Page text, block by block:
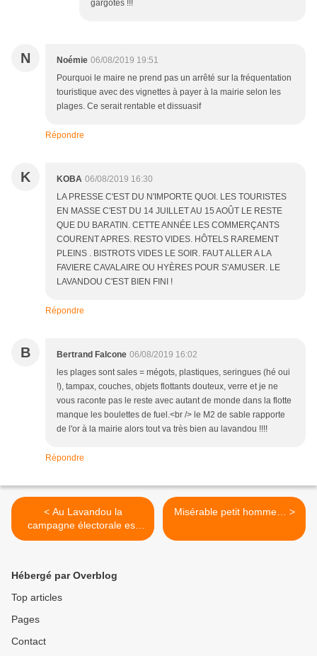
gargotes !!!
N Noémie 06/08/2019 19:51
Pourquoi le maire ne prend pas un arrêté sur la fréquentation
touristique avec des vignettes à payer à la mairie selon les
plages. Ce serait rentable et dissuasif
Répondre
K KOBA 06/08/2019 16:30
LA PRESSE C'EST DU N'IMPORTE QUOI. LES TOURISTES
EN MASSE C'EST DU 14 JUILLET AU 15 AOÛT LE RESTE
QUE DU BARATIN. CETTE ANNÉE LES COMMERÇANTS
COURENT APRES. RESTO VIDES. HÔTELS RAREMENT
PLEINS . BISTROTS VIDES LE SOIR. FAUT ALLER A LA
FAVIERE CAVALAIRE OU HYÈRES POUR S'AMUSER. LE
LAVANDOU C'EST BIEN FINI !
Répondre
B Bertrand Falcone 06/08/2019 16:02
les plages sont sales = mégots, plastiques, seringues (hé oui
!), tampax, couches, objets flottants douteux, verre et je ne
vous raconte pas le reste avec autant de monde dans la flotte
manque les boulettes de fuel.<br /> le M2 de sable rapporte
de l'or à la mairie alors tout va très bien au lavandou !!!!
Répondre
< Au Lavandou la
campagne électorale est
vraiment partie
Misérable petit homme… >
Hébergé par Overblog
Top articles
Pages
Contact